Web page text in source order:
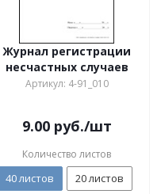
Журнал регистрации
несчастных случаев
Артикул: 4-91_010
9.00руб./шт
Количество листов
40 листов 20 листов